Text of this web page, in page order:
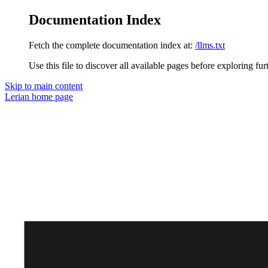
Documentation Index
Fetch the complete documentation index at: /llms.txt
Use this file to discover all available pages before exploring
Skip to main content
Lerian home page